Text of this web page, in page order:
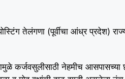
तेलंगणा (पूर्वीचा आंध्र प्रदेश)
कर्जवसुलीसाठी नेहमीच आसपासच्या